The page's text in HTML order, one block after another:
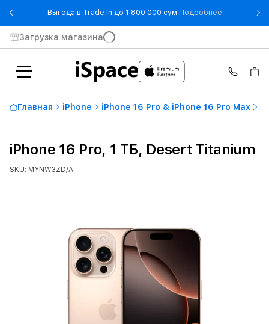
Выгода в Trade In до 1 800 000 сум Подробнее- Выгода в
Загрузка магазина
Главная iPhone iPhone 16 Pro & iPhone 16 Pro Max
iPhone 16 Pro, 1 ТБ, Desert Titanium
SKU: MYNW3ZD/A